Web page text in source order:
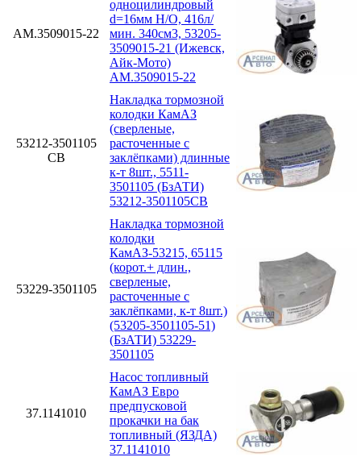
АМ.3509015-22
одноцилиндровый
d=16мм Н/О, 416л/
мин. 340см3, 53205-
3509015-21 (Ижевск,
Айк-Мото)
АМ.3509015-22
53212-3501105
СВ
Накладка тормозной
колодки КамАЗ
(сверленые,
расточенные с
заклёпками) длинные
к-т 8шт., 5511-
3501105 (БзАТИ)
53212-3501105СВ
53229-3501105
Накладка тормозной
колодки
КамАЗ-53215, 65115
(корот.+ длин.,
сверленые,
расточенные с
заклёпками, к-т 8шт.)
(53205-3501105-51)
(БзАТИ) 53229-
3501105
37.1141010
Насос топливный
КамАЗ Евро
предпусковой
прокачки на бак
топливный (ЯЗДА)
37.1141010